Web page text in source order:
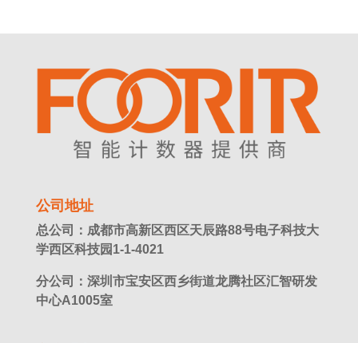
公司地址
总公司：成都市高新区西区天辰路88号电子科技大
学西区科技园1-1-4021
分公司：深圳市宝安区西乡街道龙腾社区汇智研发
中心A1005室